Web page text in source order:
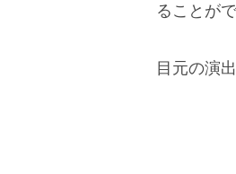
ることが
目元の演